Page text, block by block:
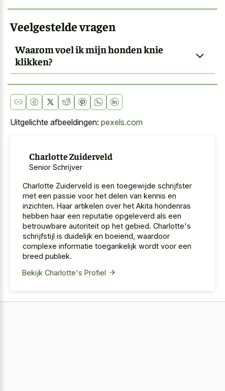
Veelgestelde vragen
Waarom voel ik mijn honden knie
klikken?
Uitgelichte afbeeldingen: pexels.com
Charlotte Zuiderveld
Senior Schrijver
Charlotte Zuiderveld is een toegewijde schrijfster
met een passie voor het delen van kennis en
inzichten. Haar artikelen over het Akita hondenras
hebben haar een reputatie opgeleverd als een
betrouwbare autoriteit op het gebied. Charlotte's
schrijfstijl is duidelijk en boeiend, waardoor
complexe informatie toegankelijk wordt voor een
breed publiek.
Bekijk Charlotte's Profiel